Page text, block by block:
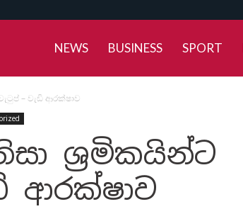
NEWS BUSINESS SPORT
– වැඩි ආරක්ෂාව
ශ්‍රමිකයින්ට
ආරක්ෂාව